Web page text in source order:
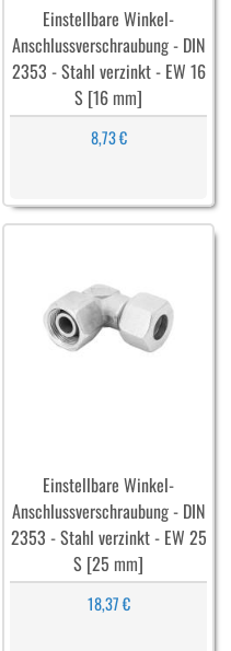
Einstellbare Winkel-
Anschlussverschraubung - DIN
2353 - Stahl verzinkt - EW 16
S [16 mm]
8,73 €
Einstellbare Winkel-
Anschlussverschraubung - DIN
2353 - Stahl verzinkt - EW 25
S [25 mm]
18,37 €